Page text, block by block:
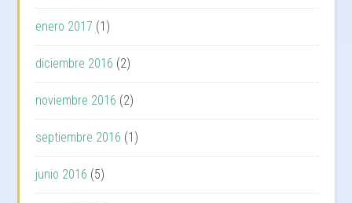
enero 2017 (1)
diciembre 2016 (2)
noviembre 2016 (2)
septiembre 2016 (1)
junio 2016 (5)